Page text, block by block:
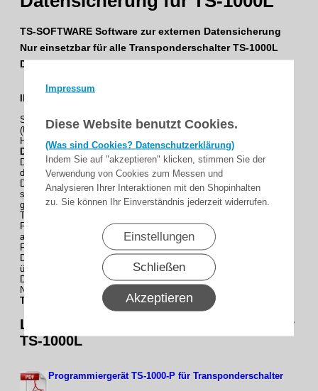
Impressum
Diese Website benutzt Cookies.
(Was sind Cookies? Datenschutzerklärung)
Indem Sie auf "akzeptieren" klicken, stimmen Sie der
Verwendung von Cookies zum Messen und
Analysieren Ihrer Interaktionen mit den Shopinhalten
zu. Sie können Ihr Einverständnis jederzeit widerrufen.
Einstellungen
Schließen
Akzeptieren
TS-SOFTWARE Software zur externen Datensicherung
Nur einsetzbar für alle Transponderschalter TS-1000L
Decodermit USB-Schnittstelle (ab Lieferdatum 01/2015)
INFO :
Software zur externen Datensicherung sowie zum Klonen
(Übertragen) der im Decoder gespeicherten Daten !
Hinweis! Nur einsetzbar für alle Transponderschalter TS-1000L
Decodermit USB-Schnittstelle (ab Lieferdatum 01/2015) !
Diese Software ermöglicht über die USB-Schnittstelle im Decoder
die externe Sicherung der im Transponderschalter gespeicherten
Daten,
sowie das einfache und schnelle Klonen (Übertragen) der
gespeicherten Daten auf den Decoder eines weiteren
Transponderschalters.
Funktion "Lesen" : Der Speicher des Decoders wird über USB
ausgelesen und somit extern auf einem PC / Notebook gesichert.
Funktion "Schreiben": Die extern gesicherten Daten werden in den
Decoder-Speicher übertragen (vorhandene Daten werden
überschrieben!).
Diese Software ist zum Preis von 105,00 EUR erhältlich - Bestell-
Nr.:
TS-SOFTWARE
Lieferumfang : 1 x Programmiergerät für
TS-1000L
Programmiergerät TS-1000-P für Transponderschalter